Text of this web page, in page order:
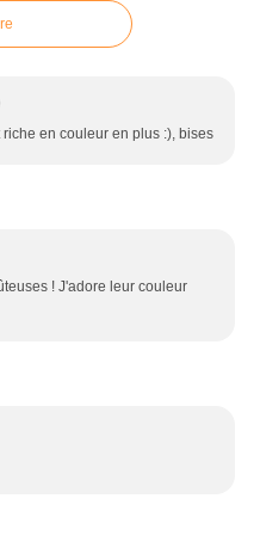
en couleur en plus :), bises
! J'adore leur couleur